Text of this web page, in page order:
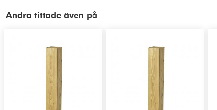
Andra tittade även på